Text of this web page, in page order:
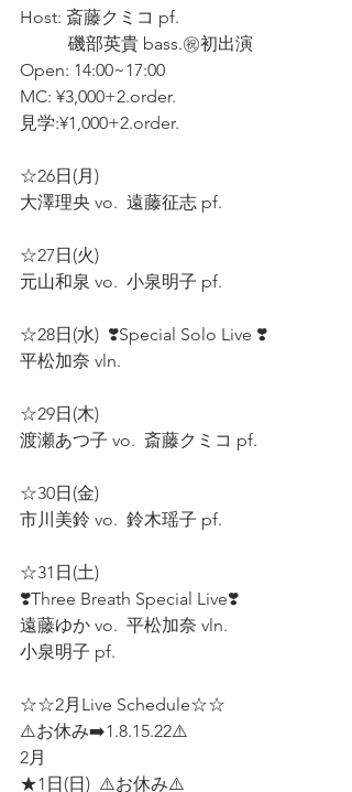
Host: 斎藤クミコ pf.
           磯部英貴 bass.㊗️初出演
Open: 14:00~17:00
MC: ¥3,000+2.order.
見学:¥1,000+2.order.
☆26日(月)
大澤理央 vo.  遠藤征志 pf.
☆27日(火)
元山和泉 vo.  小泉明子 pf.
☆28日(水)  ❣️Special Solo Live ❣️
平松加奈 vln.
☆29日(木)
渡瀬あつ子 vo.  斎藤クミコ pf.
☆30日(金)
市川美鈴 vo.  鈴木瑶子 pf.
☆31日(土)
❣️Three Breath Special Live❣️
遠藤ゆか vo.  平松加奈 vln.
小泉明子 pf.
☆☆2月Live Schedule☆☆
⚠️お休み➡️1.8.15.22⚠️
2月
★1日(日)  ⚠️お休み⚠️